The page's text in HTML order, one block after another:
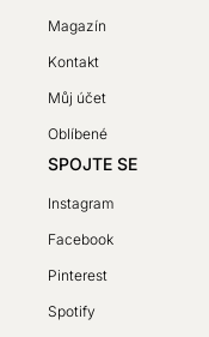
Magazín
Kontakt
Můj účet
Oblíbené
SPOJTE SE
Instagram
Facebook
Pinterest
Spotify